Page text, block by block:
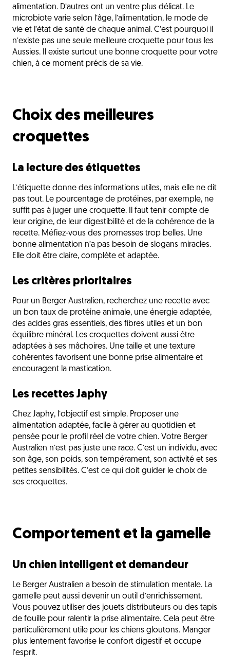
alimentation. D’autres ont un ventre plus délicat. Le
microbiote varie selon l’âge, l’alimentation, le mode de
vie et l’état de santé de chaque animal. C’est pourquoi il
n’existe pas une seule meilleure croquette pour tous les
Aussies. Il existe surtout une bonne croquette pour votre
chien, à ce moment précis de sa vie.
Choix des meilleures
croquettes
La lecture des étiquettes
L’étiquette donne des informations utiles, mais elle ne dit
pas tout. Le pourcentage de protéines, par exemple, ne
suffit pas à juger une croquette. Il faut tenir compte de
leur origine, de leur digestibilité et de la cohérence de la
recette. Méfiez-vous des promesses trop belles. Une
bonne alimentation n’a pas besoin de slogans miracles.
Elle doit être claire, complète et adaptée.
Les critères prioritaires
Pour un Berger Australien, recherchez une recette avec
un bon taux de protéine animale, une énergie adaptée,
des acides gras essentiels, des fibres utiles et un bon
équilibre minéral. Les croquettes doivent aussi être
adaptées à ses mâchoires. Une taille et une texture
cohérentes favorisent une bonne prise alimentaire et
encouragent la mastication.
Les recettes Japhy
Chez Japhy, l’objectif est simple. Proposer une
alimentation adaptée, facile à gérer au quotidien et
pensée pour le profil réel de votre chien. Votre Berger
Australien n’est pas juste une race. C’est un individu, avec
son âge, son poids, son tempérament, son activité et ses
petites sensibilités. C’est ce qui doit guider le choix de
ses croquettes.
Comportement et la gamelle
Un chien intelligent et demandeur
Le Berger Australien a besoin de stimulation mentale. La
gamelle peut aussi devenir un outil d’enrichissement.
Vous pouvez utiliser des jouets distributeurs ou des tapis
de fouille pour ralentir la prise alimentaire. Cela peut être
particulièrement utile pour les chiens gloutons. Manger
plus lentement favorise le confort digestif et occupe
l’esprit.